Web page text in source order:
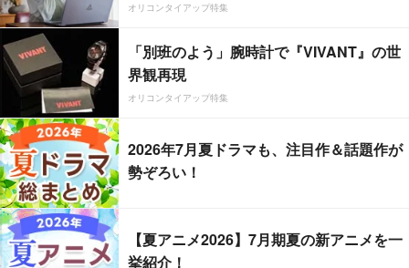
オリコンタイアップ特集
「別班のよう」腕時計で『VIVANT』の世
界観再現
オリコンタイアップ特集
2026年7月夏ドラマも、注目作＆話題作が
勢ぞろい！
【夏アニメ2026】7月期夏の新アニメを一
挙紹介！